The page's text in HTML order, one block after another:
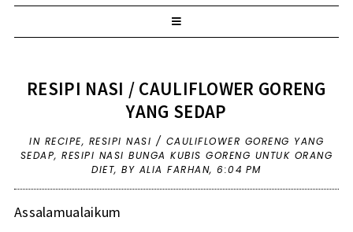
RESIPI NASI / CAULIFLOWER GORENG
YANG SEDAP
IN RECIPE, RESIPI NASI / CAULIFLOWER GORENG YANG
SEDAP,RESIPI NASI BUNGA KUBIS GORENG UNTUK ORANG
DIET,BY ALIA FARHAN, 6:04 PM
Assalamualaikum